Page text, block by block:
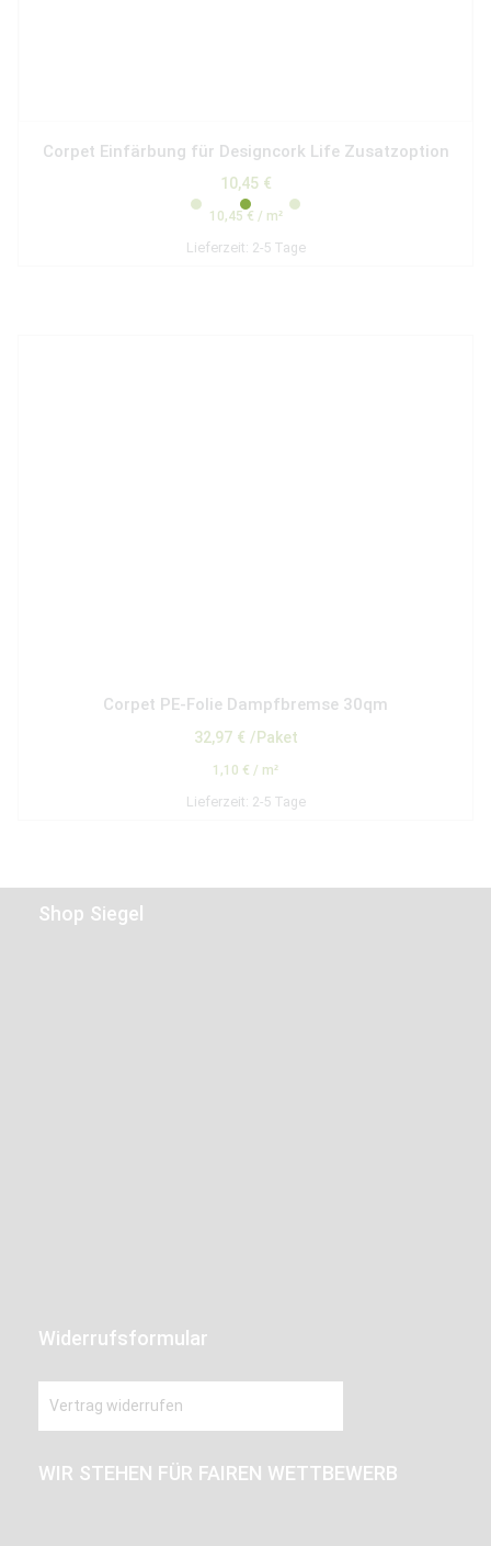
Corpet Einfärbung für Designcork Life Zusatzoption
10,45 €
10,45 € / m²
Lieferzeit: 2-5 Tage
Corpet PE-Folie Dampfbremse 30qm
32,97 € /Paket
1,10 € / m²
Lieferzeit: 2-5 Tage
Shop Siegel
Widerrufsformular
Vertrag widerrufen
WIR STEHEN FÜR FAIREN WETTBEWERB